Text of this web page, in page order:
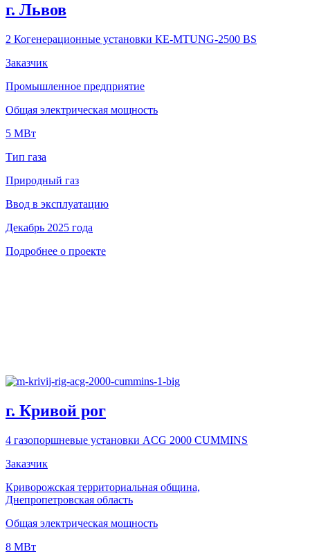
г. Львов
2 Когенерационные установки КЕ-MTUNG-2500 BS
Заказчик
Промышленное предприятие
Общая электрическая мощность
5 МВт
Тип газа
Природный газ
Ввод в эксплуатацию
Декабрь 2025 года
Подробнее о проекте
г. Кривой рог
4 газопоршневые установки ACG 2000 CUMMINS
Заказчик
Криворожская территориальная община,
Днепропетровская область
Общая электрическая мощность
8 МВт